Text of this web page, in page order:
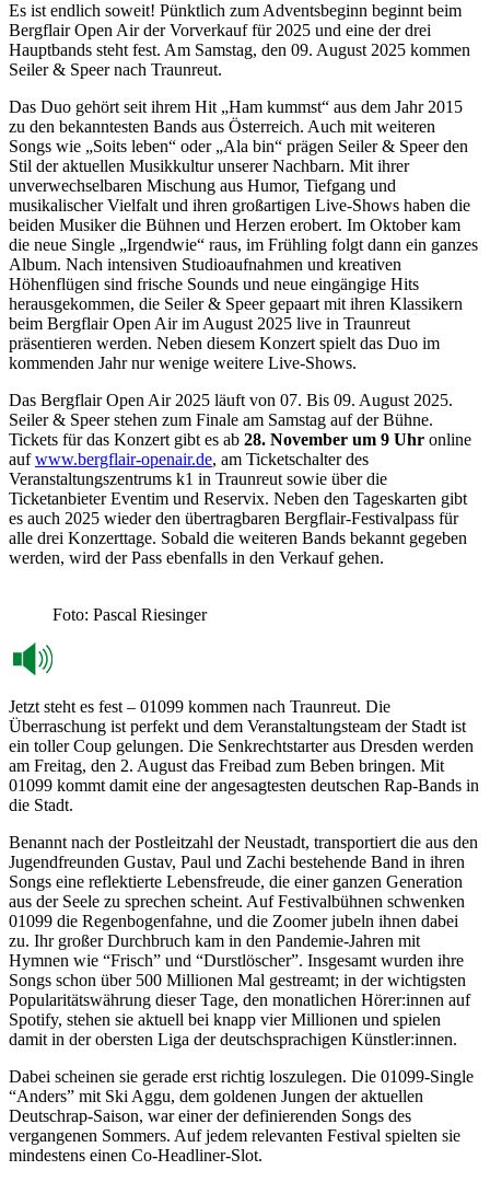
Es ist endlich soweit! Pünktlich zum Adventsbeginn beginnt beim
Bergflair Open Air der Vorverkauf für 2025 und eine der drei
Hauptbands steht fest. Am Samstag, den 09. August 2025 kommen
Seiler & Speer nach Traunreut.
Das Duo gehört seit ihrem Hit „Ham kummst“ aus dem Jahr 2015
zu den bekanntesten Bands aus Österreich. Auch mit weiteren
Songs wie „Soits leben“ oder „Ala bin“ prägen Seiler & Speer den
Stil der aktuellen Musikkultur unserer Nachbarn. Mit ihrer
unverwechselbaren Mischung aus Humor, Tiefgang und
musikalischer Vielfalt und ihren großartigen Live-Shows haben die
beiden Musiker die Bühnen und Herzen erobert. Im Oktober kam
die neue Single „Irgendwie“ raus, im Frühling folgt dann ein ganzes
Album. Nach intensiven Studioaufnahmen und kreativen
Höhenflügen sind frische Sounds und neue eingängige Hits
herausgekommen, die Seiler & Speer gepaart mit ihren Klassikern
beim Bergflair Open Air im August 2025 live in Traunreut
präsentieren werden. Neben diesem Konzert spielt das Duo im
kommenden Jahr nur wenige weitere Live-Shows.
Das Bergflair Open Air 2025 läuft von 07. Bis 09. August 2025.
Seiler & Speer stehen zum Finale am Samstag auf der Bühne.
Tickets für das Konzert gibt es ab 28. November um 9 Uhr online
aufwww.bergflair-openair.de, am Ticketschalter des
Veranstaltungszentrums k1 in Traunreut sowie über die
Ticketanbieter Eventim und Reservix. Neben den Tageskarten gibt
es auch 2025 wieder den übertragbaren Bergflair-Festivalpass für
alle drei Konzerttage. Sobald die weiteren Bands bekannt gegeben
werden, wird der Pass ebenfalls in den Verkauf gehen.
Foto: Pascal Riesinger
Jetzt steht es fest – 01099 kommen nach Traunreut. Die
Überraschung ist perfekt und dem Veranstaltungsteam der Stadt ist
ein toller Coup gelungen. Die Senkrechtstarter aus Dresden werden
am Freitag, den 2. August das Freibad zum Beben bringen. Mit
01099 kommt damit eine der angesagtesten deutschen Rap-Bands in
die Stadt.
Benannt nach der Postleitzahl der Neustadt, transportiert die aus den
Jugendfreunden Gustav, Paul und Zachi bestehende Band in ihren
Songs eine reflektierte Lebensfreude, die einer ganzen Generation
aus der Seele zu sprechen scheint. Auf Festivalbühnen schwenken
01099 die Regenbogenfahne, und die Zoomer jubeln ihnen dabei
zu. Ihr großer Durchbruch kam in den Pandemie-Jahren mit
Hymnen wie “Frisch” und “Durstlöscher”. Insgesamt wurden ihre
Songs schon über 500 Millionen Mal gestreamt; in der wichtigsten
Popularitätswährung dieser Tage, den monatlichen Hörer:innen auf
Spotify, stehen sie aktuell bei knapp vier Millionen und spielen
damit in der obersten Liga der deutschsprachigen Künstler:innen.
Dabei scheinen sie gerade erst richtig loszulegen. Die 01099-Single
“Anders” mit Ski Aggu, dem goldenen Jungen der aktuellen
Deutschrap-Saison, war einer der definierenden Songs des
vergangenen Sommers. Auf jedem relevanten Festival spielten sie
mindestens einen Co-Headliner-Slot.